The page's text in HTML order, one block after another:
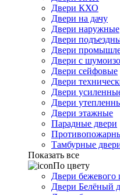
Двери КХО
Двери на дачу
Двери наружные
Двери
Двери
Двери с
Двери сейфовые
Двери
Двери
Двери
Двери этажные
Парадные двери
Тамбурные
Показать все
По цвету
Двери бежевого
Двери Белёный